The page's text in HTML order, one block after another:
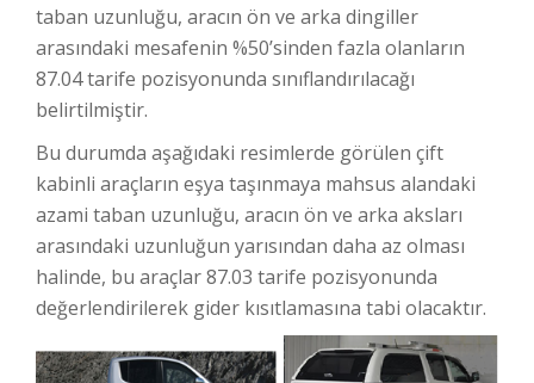
taban uzunluğu, aracın ön ve arka dingiller
arasındaki mesafenin %50’sinden fazla olanların
87.04 tarife pozisyonunda sınıflandırılacağı
belirtilmiştir.
Bu durumda aşağıdaki resimlerde görülen çift
kabinli araçların eşya taşınmaya mahsus alandaki
azami taban uzunluğu, aracın ön ve arka aksları
arasındaki uzunluğun yarısından daha az olması
halinde, bu araçlar 87.03 tarife pozisyonunda
değerlendirilerek gider kısıtlamasına tabi olacaktır.